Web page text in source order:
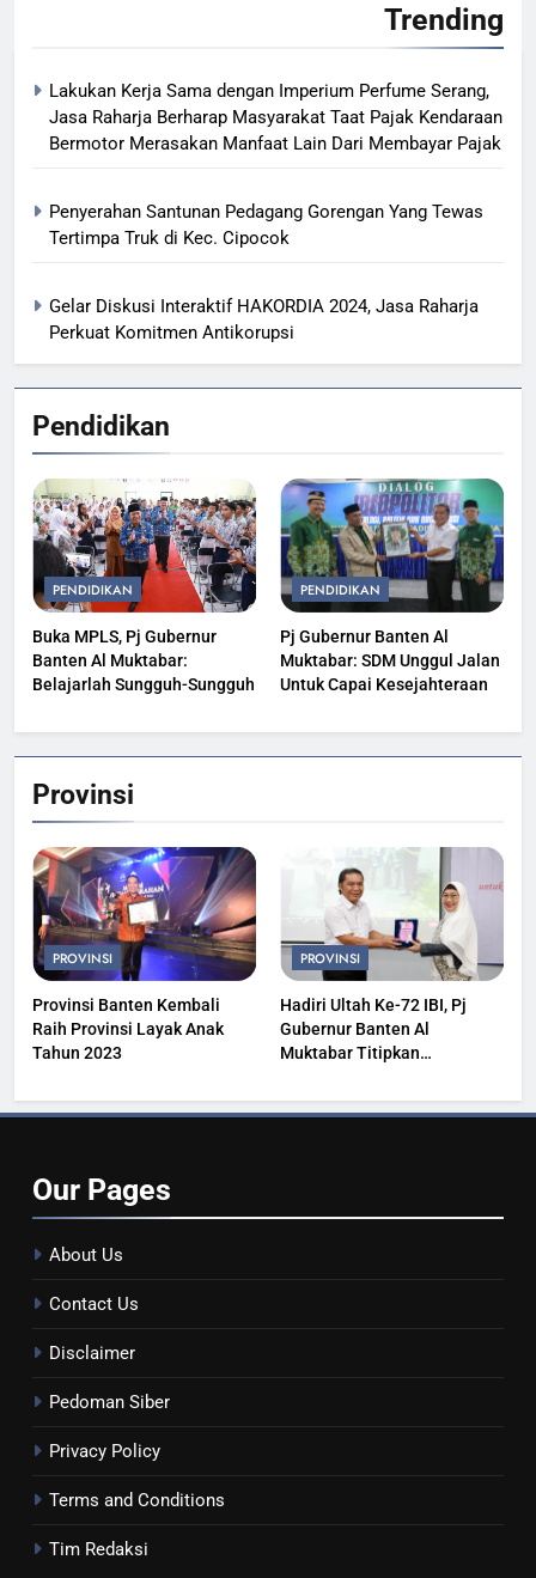
Trending
Lakukan Kerja Sama dengan Imperium Perfume Serang,
Jasa Raharja Berharap Masyarakat Taat Pajak Kendaraan
Bermotor Merasakan Manfaat Lain Dari Membayar Pajak
Penyerahan Santunan Pedagang Gorengan Yang Tewas
Tertimpa Truk di Kec. Cipocok
Gelar Diskusi Interaktif HAKORDIA 2024, Jasa Raharja
Perkuat Komitmen Antikorupsi
Pendidikan
PENDIDIKAN
Buka MPLS, Pj Gubernur
Banten Al Muktabar:
Belajarlah Sungguh-Sungguh
PENDIDIKAN
Pj Gubernur Banten Al
Muktabar: SDM Unggul Jalan
Untuk Capai Kesejahteraan
Provinsi
PROVINSI
Provinsi Banten Kembali
Raih Provinsi Layak Anak
Tahun 2023
PROVINSI
Hadiri Ultah Ke-72 IBI, Pj
Gubernur Banten Al
Muktabar Titipkan
Our Pages
About Us
Contact Us
Disclaimer
Pedoman Siber
Privacy Policy
Terms and Conditions
Tim Redaksi